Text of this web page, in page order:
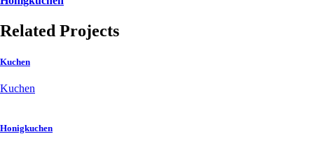
Related Projects
Kuchen
Kuchen
Honigkuchen